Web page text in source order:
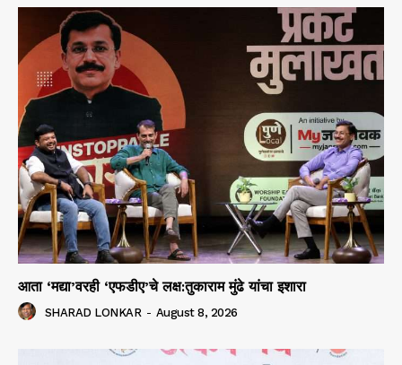
आता ‘मद्या’वरही ‘एफडीए’चे लक्ष:तुकाराम मुंढे यांचा इशारा
SHARAD LONKAR - August 8, 2026